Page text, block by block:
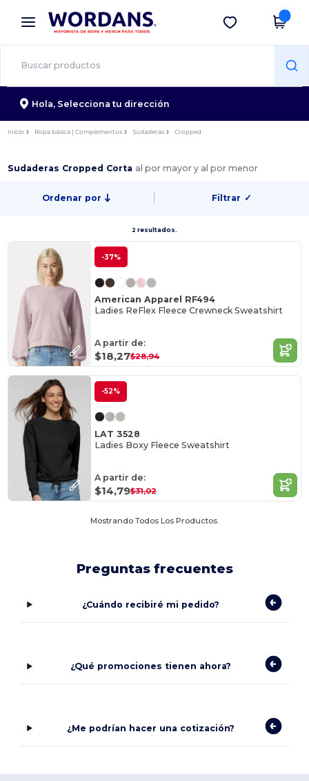
× App de Wordans
¡Mejores precios en app!
Descargar app
Hola, Selecciona tu dirección
Inicio Ropa básica | Complementos Sudaderas Cropped
Sudaderas Cropped Corta al por mayor y al por menor
Ordenar por Filtrar ✓
2 resultados.
-37%
American Apparel RF494
Ladies ReFlex Fleece Crewneck Sweatshirt
A partir de:
$18,27$28,94
-52%
LAT 3528
Ladies Boxy Fleece Sweatshirt
A partir de:
$14,79$31,02
Mostrando Todos Los Productos.
Preguntas frecuentes
¿Cuándo recibiré mi pedido?
¿Qué promociones tienen ahora?
¿Me podrían hacer una cotización?